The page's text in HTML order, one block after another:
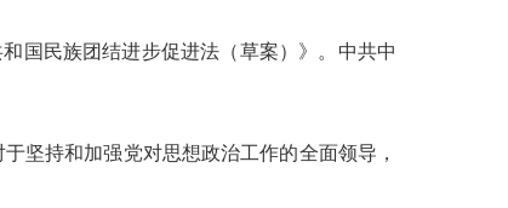
国民族团结进步促进法（草案）》。中共中
坚持和加强党对思想政治工作的全面领导，